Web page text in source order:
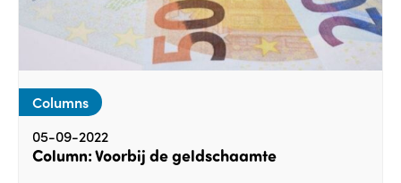
Columns
05-09-2022
Column: Voorbij de geldschaamte